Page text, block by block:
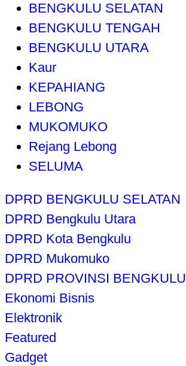
BENGKULU SELATAN
BENGKULU TENGAH
BENGKULU UTARA
Kaur
KEPAHIANG
LEBONG
MUKOMUKO
Rejang Lebong
SELUMA
DPRD BENGKULU SELATAN
DPRD Bengkulu Utara
DPRD Kota Bengkulu
DPRD Mukomuko
DPRD PROVINSI BENGKULU
Ekonomi Bisnis
Elektronik
Featured
Gadget